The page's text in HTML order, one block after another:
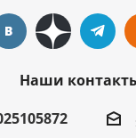
Наши